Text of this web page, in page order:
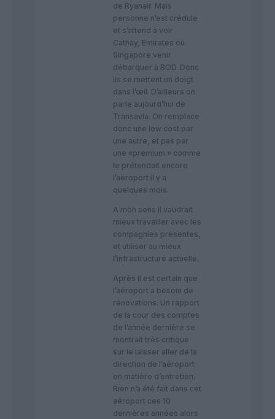
de Ryanair. Mais
personne n’est crédule
et s’attend à voir
Cathay, Emirates ou
Singapore venir
débarquer à BOD. Donc
ils se mettent un doigt
dans l’œil. D’ailleurs on
parle aujourd’hui de
Transavia. On remplace
donc une low cost par
une autre, et pas par
une «premium » comme
le prétendait encore
l’aéroport il y a
quelques mois.
A mon sens il vaudrait
mieux travailler avec les
compagnies présentes,
et utiliser au mieux
l’infrastructure actuelle.
Après il est certain que
l’aéroport a besoin de
rénovations. Un rapport
de la cour des comptes
de l’année dernière se
montrait très critique
sur le laisser aller de la
direction de l’aéroport
en matière d’entretien.
Rien n’a été fait dans cet
aéroport ces 10
dernières années alors